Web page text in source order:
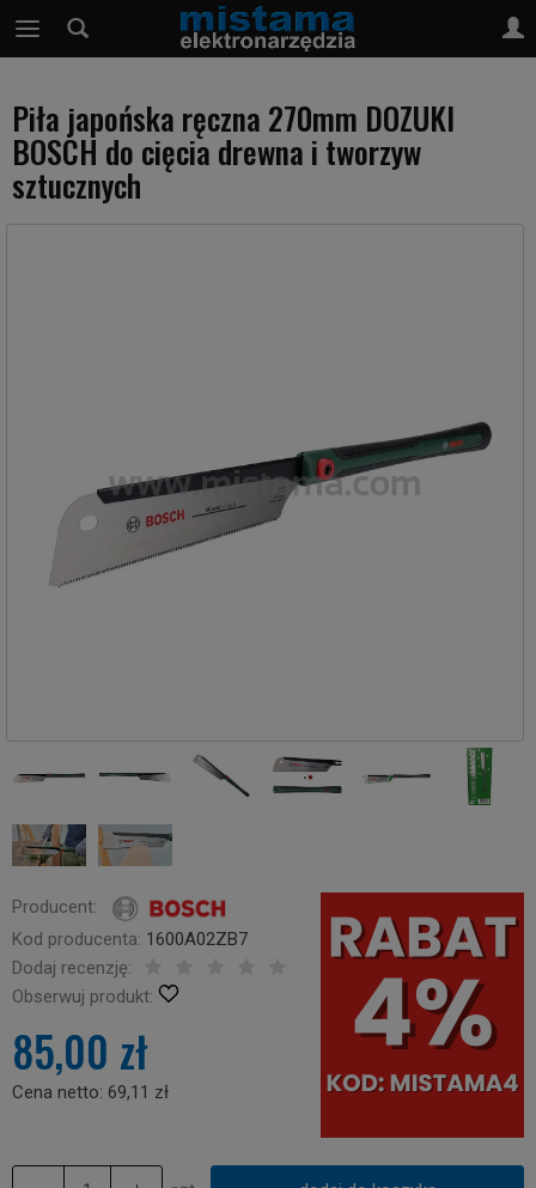
Piła japońska ręczna 270mm DOZUKI
BOSCH do cięcia drewna i tworzyw
sztucznych
Producent:
Kod producenta: 1600A02ZB7
Dodaj recenzję:
Obserwuj produkt:
85,00 zł
Cena netto: 69,11 zł